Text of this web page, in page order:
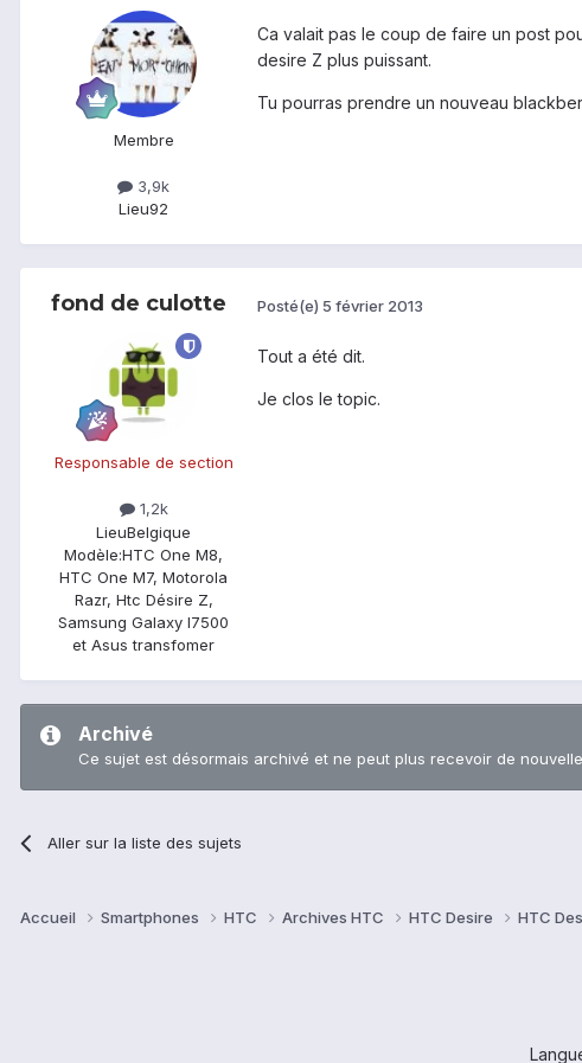
Membre
3,9k
Lieu92
Ca valait pas le coup de faire un post
desire Z plus puissant.
Tu pourras prendre un nouveau
fond de culotte
Responsable de section
1,2k
LieuBelgique
Modèle:HTC One M8,
HTC One M7, Motorola
Razr, Htc Désire Z,
Samsung Galaxy I7500
et Asus transfomer
Posté(e) 5 février 2013
Tout a été dit.
Je clos le topic.
Archivé
Ce sujet est désormais archivé et ne peut plus recevoir de
Aller sur la liste des sujets
Accueil Smartphones HTC Archives HTC HTC Desire HTC